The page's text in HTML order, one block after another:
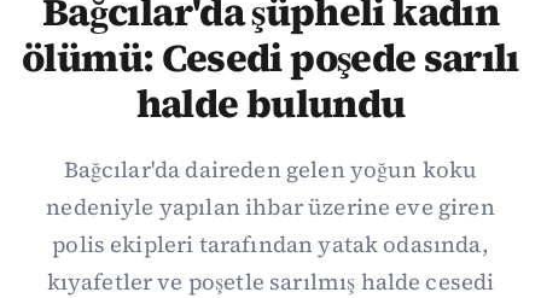
Bağcılar'da şüpheli kadın
ölümü: Cesedi poşede sarılı
halde bulundu
Bağcılar'da daireden gelen yoğun koku
nedeniyle yapılan ihbar üzerine eve giren
polis ekipleri tarafından yatak odasında,
kıyafetler ve poşetle sarılmış halde cesedi